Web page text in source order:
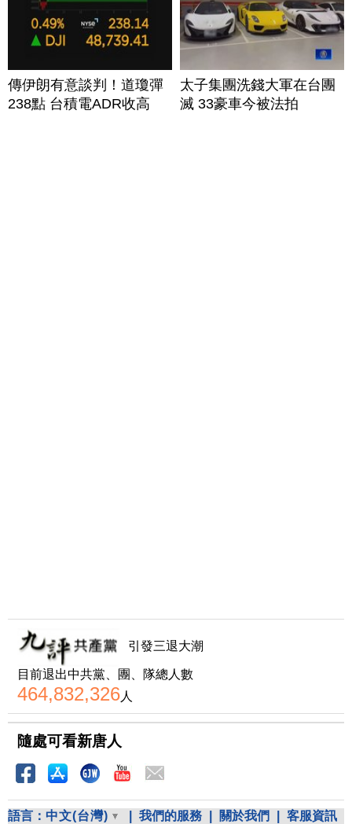
傳伊朗有意談判！道瓊彈
238點 台積電ADR收高
太子集團洗錢大軍在台團
滅 33豪車今被法拍
引發三退大潮
目前退出中共黨、團、隊總人數
464,832,326人
隨處可看新唐人
語言： 中文(台灣) 我們的服務 關於我們 客服資訊